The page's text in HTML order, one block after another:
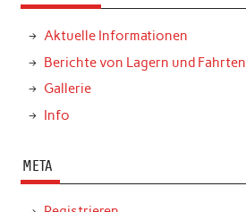
Aktuelle Informationen
Berichte von Lagern und Fahrten
Gallerie
Info
META